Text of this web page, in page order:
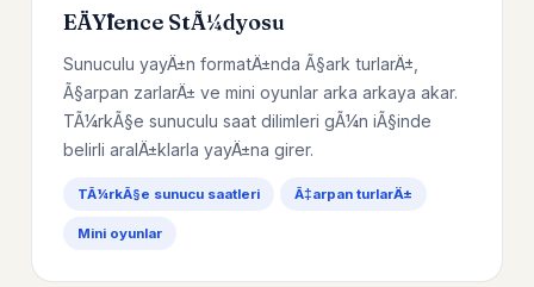
EÄŸlence StÃ¼dyosu
Sunuculu yayÄ±n formatÄ±nda Ã§ark turlarÄ±,
Ã§arpan zarlarÄ± ve mini oyunlar arka arkaya akar.
TÃ¼rkÃ§e sunuculu saat dilimleri gÃ¼n iÃ§inde
belirli aralÄ±klarla yayÄ±na girer.
TÃ¼rkÃ§e sunucu saatleri Ã‡arpan turlarÄ±
Mini oyunlar